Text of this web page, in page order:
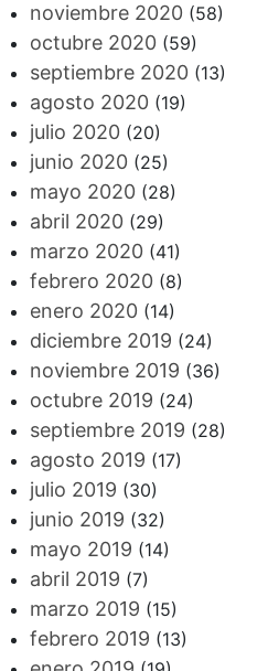
noviembre 2020(58)
octubre 2020(59)
septiembre 2020(13)
agosto 2020(19)
julio 2020(20)
junio 2020(25)
mayo 2020(28)
abril 2020(29)
marzo 2020(41)
febrero 2020(8)
enero 2020(14)
diciembre 2019 (24)
noviembre 2019 (36)
octubre 2019 (24)
septiembre 2019 (28)
agosto 2019 (17)
julio 2019 (30)
junio 2019 (32)
mayo 2019 (14)
abril 2019 (7)
marzo 2019 (15)
febrero 2019 (13)